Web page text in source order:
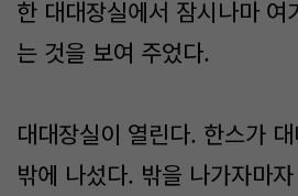
한 대대장실에서 잠시나마 여
는 것을 보여 주었다.
대대장실이 열린다. 한스가
밖에 나섰다. 밖을 나가자마